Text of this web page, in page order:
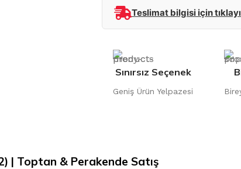
Teslimat bilgisi için
Sınırsız Seçenek
Geniş Ürün Yelpazesi
| Toptan & Perakende Satış